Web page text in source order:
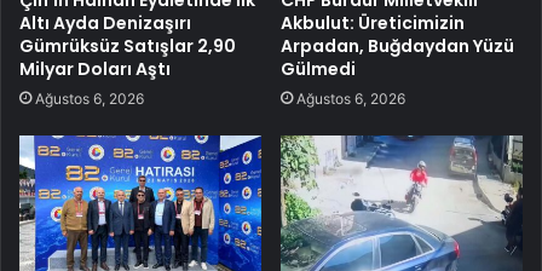
Altı Ayda Denizaşırı
Gümrüksüz Satışlar 2,90
Milyar Doları Aştı
Ağustos 6, 2026
Akbulut: Üreticimizin
Arpadan, Buğdaydan Yüzü
Gülmedi
Ağustos 6, 2026